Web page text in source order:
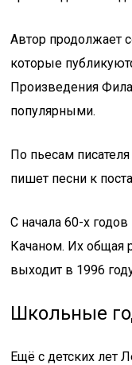
Автор продолжает
которые
Произведения
популярными.
По пьесам писателя
пишет песни к
С начала 60-х
Качаном. Их общая
выходит в 1996
Школьные
Ещё с детских лет